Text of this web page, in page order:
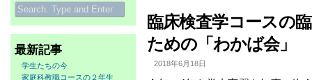
最新記事
学生たちの今
家庭科教職コースの２年生
臨床検査学コースの
ための「わかば会」
2018年6月18日